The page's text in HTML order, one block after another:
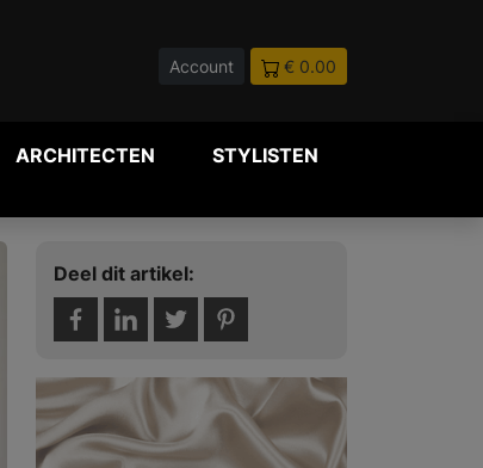
Account € 0.00
ARCHITECTEN STYLISTEN
Deel dit artikel: